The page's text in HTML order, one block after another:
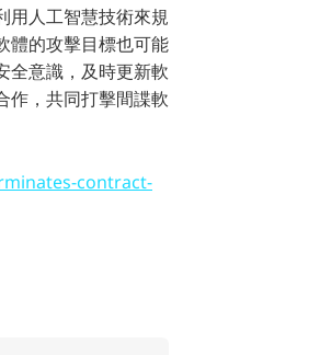
用人工智慧技術來規
體的攻擊目標也可能
全意識，及時更新軟
作，共同打擊間諜軟
contract-